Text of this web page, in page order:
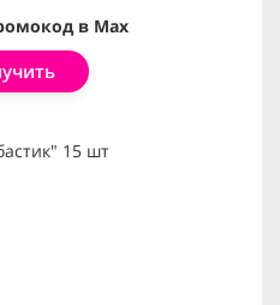
в Max
15 шт